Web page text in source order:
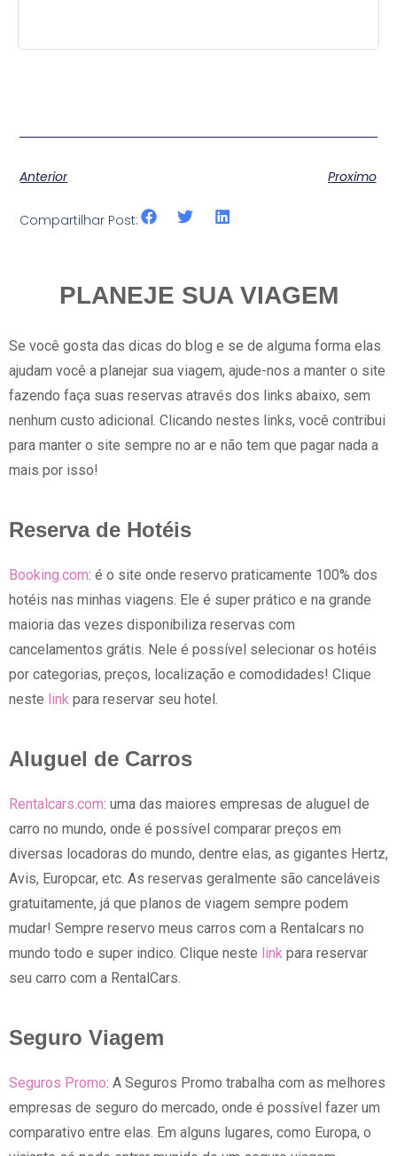
Anterior Proximo
Compartilhar Post:
PLANEJE SUA VIAGEM
Se você gosta das dicas do blog e se de alguma forma elas
ajudam você a planejar sua viagem, ajude-nos a manter o site
fazendo faça suas reservas através dos links abaixo, sem
nenhum custo adicional. Clicando nestes links, você contribui
para manter o site sempre no ar e não tem que pagar nada a
mais por isso!
Reserva de Hotéis
Booking.com: é o site onde reservo praticamente 100% dos
hotéis nas minhas viagens. Ele é super prático e na grande
maioria das vezes disponibiliza reservas com
cancelamentos grátis. Nele é possível selecionar os hotéis
por categorias, preços, localização e comodidades! Clique
neste link para reservar seu hotel.
Aluguel de Carros
Rentalcars.com: uma das maiores empresas de aluguel de
carro no mundo, onde é possível comparar preços em
diversas locadoras do mundo, dentre elas, as gigantes Hertz,
Avis, Europcar, etc. As reservas geralmente são canceláveis
gratuitamente, já que planos de viagem sempre podem
mudar! Sempre reservo meus carros com a Rentalcars no
mundo todo e super indico. Clique neste link para reservar
seu carro com a RentalCars.
Seguro Viagem
Seguros Promo: A Seguros Promo trabalha com as melhores
empresas de seguro do mercado, onde é possível fazer um
comparativo entre elas. Em alguns lugares, como Europa, o